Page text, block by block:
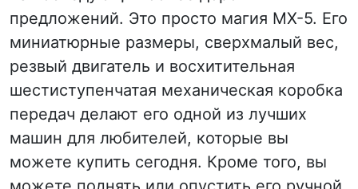
предложений. Это просто магия MX-5. Его
миниатюрные размеры, сверхмалый вес,
резвый двигатель и восхитительная
шестиступенчатая механическая коробка
передач делают его одной из лучших
машин для любителей, которые вы
можете купить сегодня. Кроме того, вы